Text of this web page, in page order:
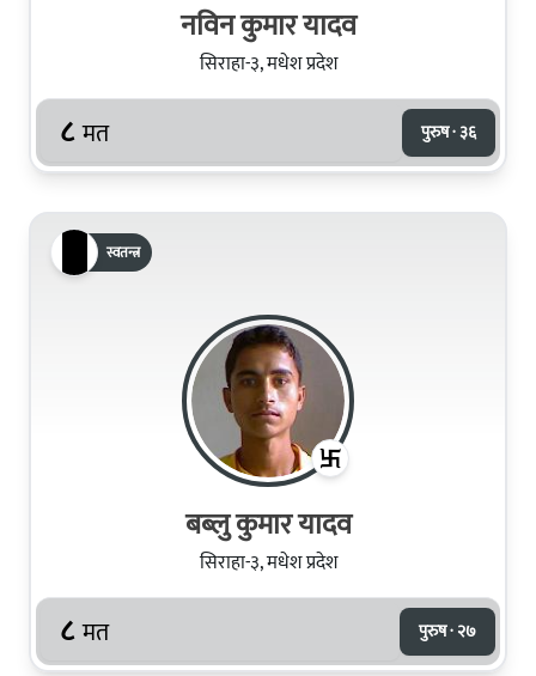
नविन कुमार यादव
सिराहा-३, मधेश प्रदेश
८ मत पुरुष · ३६
स्वतन्त्र
बब्लु कुमार यादव
सिराहा-३, मधेश प्रदेश
८ मत पुरुष · २७